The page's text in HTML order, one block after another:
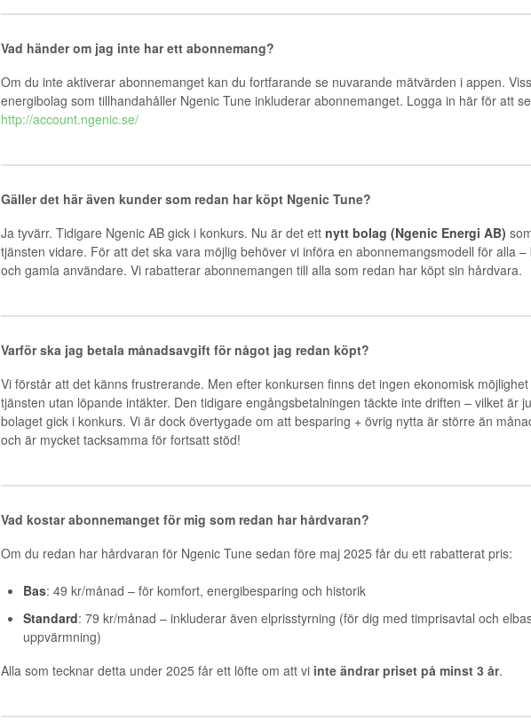
Vad händer om jag inte har ett abonnemang?
Om du inte aktiverar abonnemanget kan du fortfarande se nuvarande mätvärden i appen.
energibolag som tillhandahåller Ngenic Tune inkluderar abonnemanget. Logga in här för att
http://account.ngenic.se/
Gäller det här även kunder som redan har köpt Ngenic Tune?
Ja tyvärr. Tidigare Ngenic AB gick i konkurs. Nu är det ett nytt bolag (Ngenic Energi AB)
tjänsten vidare. För att det ska vara möjlig behöver vi införa en abonnemangsmodell för alla –
och gamla användare. Vi rabatterar abonnemangen till alla som redan har köpt sin hårdvara.
Varför ska jag betala månadsavgift för något jag redan köpt?
Vi förstår att det känns frustrerande. Men efter konkursen finns det ingen ekonomisk
tjänsten utan löpande intäkter. Den tidigare engångsbetalningen täckte inte driften – vilket är
bolaget gick i konkurs. Vi är dock övertygade om att besparing + övrig nytta är större än
och är mycket tacksamma för fortsatt stöd!
Vad kostar abonnemanget för mig som redan har hårdvaran?
Om du redan har hårdvaran för Ngenic Tune sedan före maj 2025 får du ett rabatterat pris:
Bas: 49 kr/månad – för komfort, energibesparing och historik
Standard: 79 kr/månad – inkluderar även elprisstyrning (för dig med timprisavtal och
uppvärmning)
Alla som tecknar detta under 2025 får ett löfte om att vi inte ändrar priset på minst 3 år.